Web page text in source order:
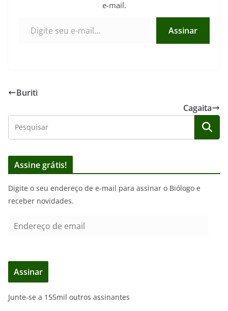
e-mail.
Assinar
Buriti
Cagaita
Assine grátis!
Digite o seu endereço de e-mail para assinar o Biólogo e
receber novidades.
e
e
ç
Assinar
Junte-se a 155mil outros assinantes